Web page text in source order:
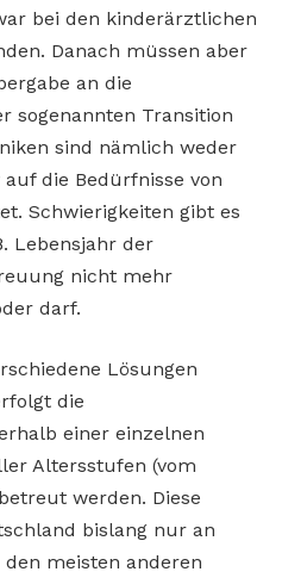
bei den kinderärztlichen
Danach müssen aber
an die
sogenannten Transition
sind nämlich weder
die Bedürfnisse von
Schwierigkeiten gibt es
Lebensjahr der
nicht mehr
darf.
Lösungen
die
einer einzelnen
Altersstufen (vom
werden. Diese
bislang nur an
meisten anderen